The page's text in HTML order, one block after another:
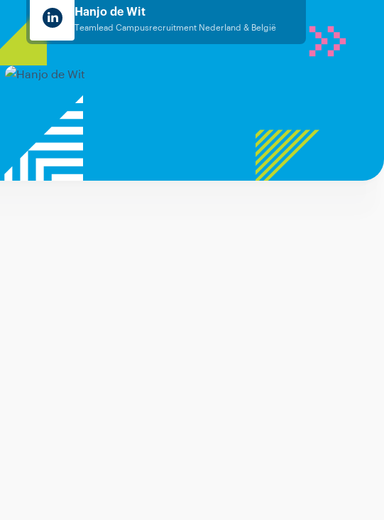
Hanjo de Wit
Teamlead Campusrecruitment Nederland & België